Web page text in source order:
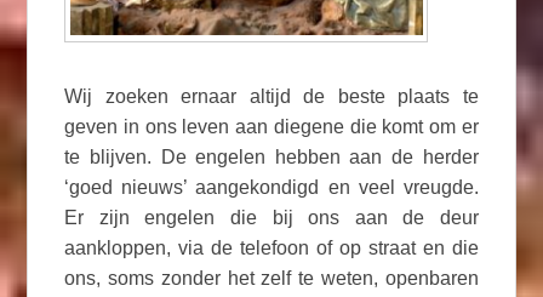
Wij zoeken ernaar altijd de beste plaats te
geven in ons leven aan diegene die komt om er
te blijven. De engelen hebben aan de herder
‘goed nieuws’ aangekondigd en veel vreugde.
Er zijn engelen die bij ons aan de deur
aankloppen, via de telefoon of op straat en die
ons, soms zonder het zelf te weten, openbaren